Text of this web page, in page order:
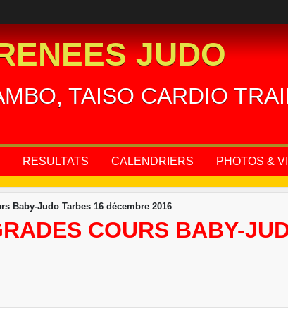
JUDO
TAISO CARDIO
RESULTATS CALENDRIERS PHOTOS &
Baby-Judo Tarbes 16 décembre 2016
COURS BABY-